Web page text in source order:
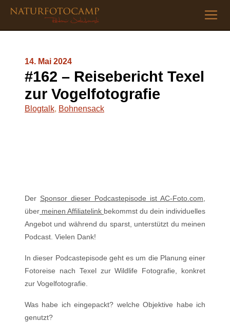
14. Mai 2024
#162 – Reisebericht Texel
zur Vogelfotografie
Blogtalk, Bohnensack
Der ⁠⁠⁠⁠⁠⁠⁠Sponsor dieser Podcastepisode ist AC-Foto.com⁠⁠⁠⁠⁠⁠⁠
über ⁠ meinen Affiliatelink ⁠ bekommst du dein individuelles
Angebot und während du sparst, unterstützt du meinen
Podcast. Vielen Dank!
In dieser Podcastepisode geht es um die Planung einer
Fotoreise nach Texel zur Wildlife Fotografie, konkret
zur Vogelfotografie.
Was habe ich eingepackt? welche Objektive habe ich
genutzt?